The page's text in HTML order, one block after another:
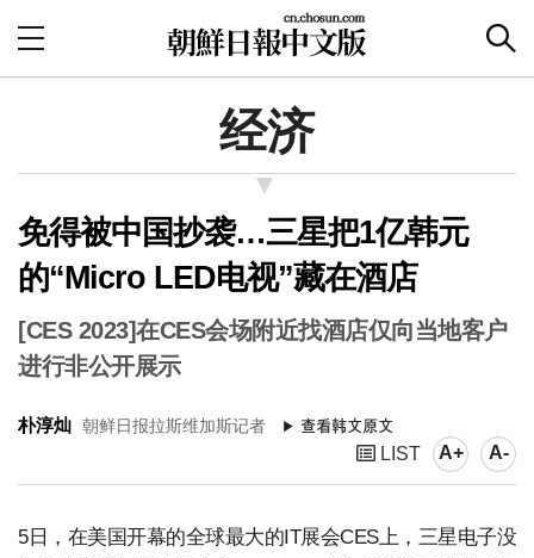
经济
免得被中国抄袭…三星把1亿韩元
的“Micro LED电视”藏在酒店
[CES 2023]在CES会场附近找酒店仅向当地客户
进行非公开展示
朴淳灿 朝鲜日报拉斯维加斯记者
LIST A+ A-
5日，在美国开幕的全球最大的IT展会CES上，三星电子没